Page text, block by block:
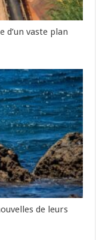
d’un vaste plan
de leurs